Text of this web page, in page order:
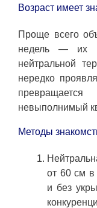
Возраст имеет
Проще всего
недель — их
нейтральной
нередко
невыполнимый
Методы
от 60 см в
и без